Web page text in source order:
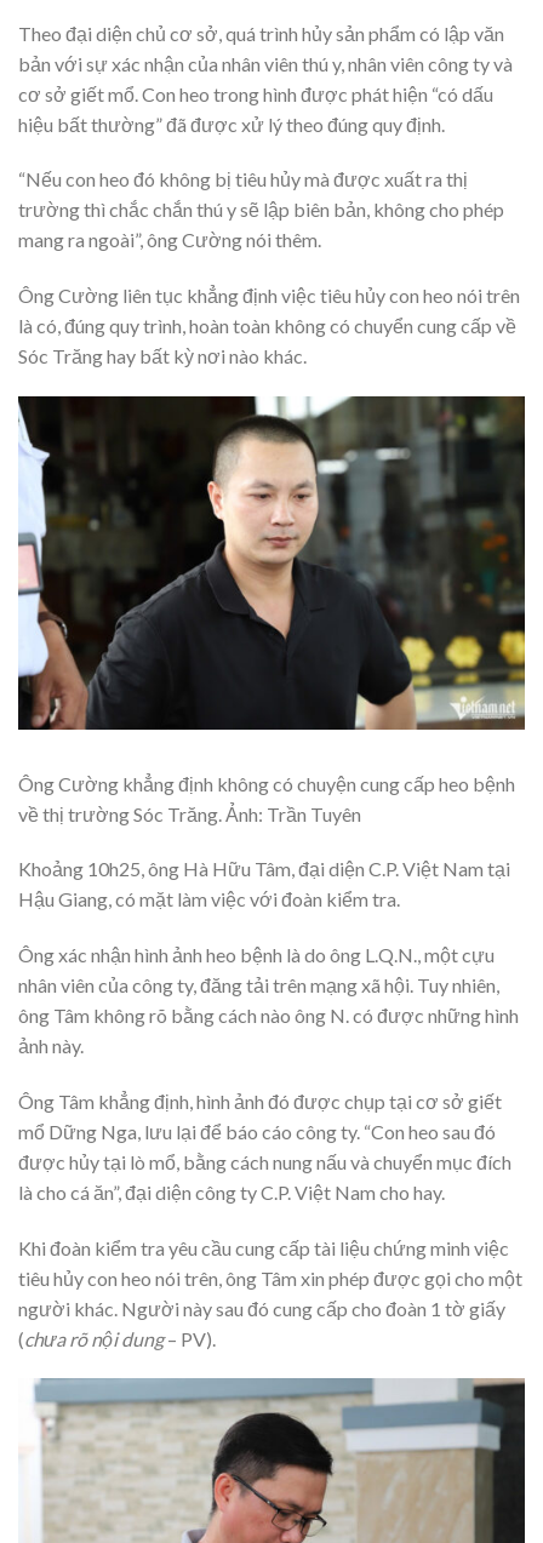
Theo đại diện chủ cơ sở, quá trình hủy sản phẩm có lập văn
bản với sự xác nhận của nhân viên thú y, nhân viên công ty và
cơ sở giết mổ. Con heo trong hình được phát hiện “có dấu
hiệu bất thường” đã được xử lý theo đúng quy định.
“Nếu con heo đó không bị tiêu hủy mà được xuất ra thị
trường thì chắc chắn thú y sẽ lập biên bản, không cho phép
mang ra ngoài”, ông Cường nói thêm.
Ông Cường liên tục khẳng định việc tiêu hủy con heo nói trên
là có, đúng quy trình, hoàn toàn không có chuyển cung cấp về
Sóc Trăng hay bất kỳ nơi nào khác.
Ông Cường khẳng định không có chuyện cung cấp heo bệnh
về thị trường Sóc Trăng. Ảnh: Trần Tuyên
Khoảng 10h25, ông Hà Hữu Tâm, đại diện C.P. Việt Nam tại
Hậu Giang, có mặt làm việc với đoàn kiểm tra.
Ông xác nhận hình ảnh heo bệnh là do ông L.Q.N., một cựu
nhân viên của công ty, đăng tải trên mạng xã hội. Tuy nhiên,
ông Tâm không rõ bằng cách nào ông N. có được những hình
ảnh này.
Ông Tâm khẳng định, hình ảnh đó được chụp tại cơ sở giết
mổ Dững Nga, lưu lại để báo cáo công ty. “Con heo sau đó
được hủy tại lò mổ, bằng cách nung nấu và chuyển mục đích
là cho cá ăn”, đại diện công ty C.P. Việt Nam cho hay.
Khi đoàn kiểm tra yêu cầu cung cấp tài liệu chứng minh việc
tiêu hủy con heo nói trên, ông Tâm xin phép được gọi cho một
người khác. Người này sau đó cung cấp cho đoàn 1 tờ giấy
(chưa rõ nội dung– PV).